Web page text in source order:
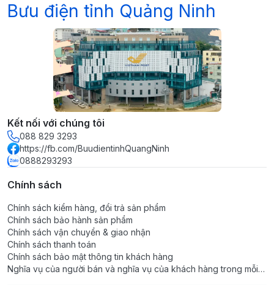
Bưu điện tỉnh Quảng Ninh
Kết nối với chúng tôi
088 829 3293
https://fb.com/BuudientinhQuangNinh
0888293293
Chính sách
Chính sách kiểm hàng, đổi trả sản phẩm
Chính sách bảo hành sản phẩm
Chính sách vận chuyển & giao nhận
Chính sách thanh toán
Chính sách bảo mật thông tin khách hàng
Nghĩa vụ của người bán và nghĩa vụ của khách hàng trong mỗi